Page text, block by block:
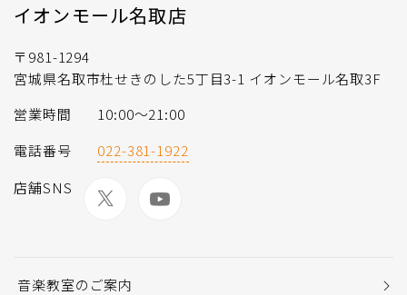
イオンモール名取店
〒981-1294
宮城県名取市杜せきのした5丁目3-1 イオンモール名取3F
営業時間
10:00～21:00
電話番号
022-381-1922
店舗SNS
音楽教室のご案内